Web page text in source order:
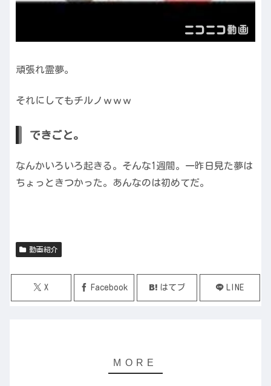
頑張れ霊夢。
それにしてもチルノｗｗｗ
できごと。
なんかいろいろ起きる。そんな1週間。一昨日見た夢は
ちょっときつかった。あんなのは初めてだ。
動画紹介
X Facebook はてブ LINE